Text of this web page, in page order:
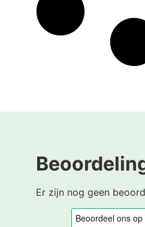
Er zijn nog geen